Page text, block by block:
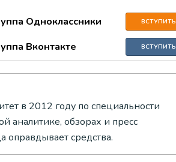
Одноклассники ВСТУПИТЬ
Вконтакте ВСТУПИТЬ
в 2012 году по специальности
аналитике, обзорах и пресс
оправдывает средства.